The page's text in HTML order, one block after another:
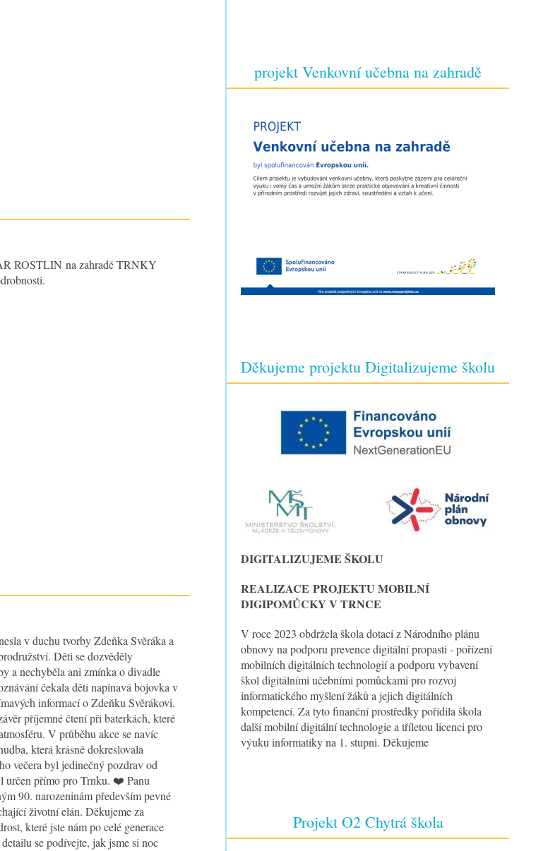
ROSTLIN na zahradě TRNKY
v duchu tvorby Zdeňka Svěráka a
Děti se dozvěděly
a nechyběla ani zmínka o divadle
čekala děti napínavá bojovka v
informací o Zdeňku Svěrákovi.
příjemné čtení při baterkách, které
V průběhu akce se navíc
která krásně dokreslovala
večera byl jedinečný pozdrav od
určen přímo pro Trnku. ❤️ Panu
90. narozeninám především pevné
životní elán. Děkujeme za
které jste nám po celé generace
se podívejte, jak jsme si noc
projekt Venkovní učebna na zahradě
Děkujeme projektu Digitalizujeme školu
DIGITALIZUJEME ŠKOLU
REALIZACE PROJEKTU MOBILNÍ
DIGIPOMŮCKY V TRNCE
V roce 2023 obdržela škola dotaci z Národního plánu
obnovy na podporu prevence digitální propasti - pořízení
mobilních digitálních technologií a podporu vybavení
škol digitálními učebními pomůckami pro rozvoj
informatického myšlení žáků a jejich digitálních
kompetencí. Za tyto finanční prostředky pořídila škola
další mobilní digitální technologie a tříletou licenci pro
výuku informatiky na 1. stupni. Děkujeme
Projekt O2 Chytrá škola